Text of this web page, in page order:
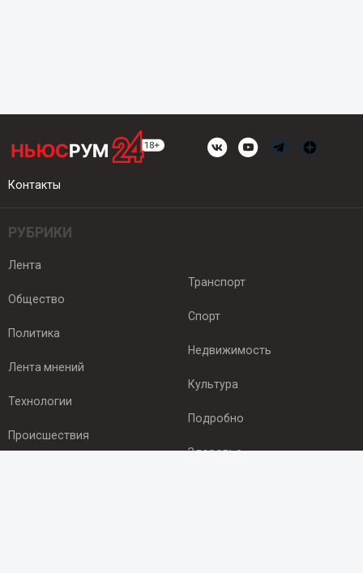
Контакты
РУБРИКИ
Лента
Общество
Политика
Лента мнений
Технологии
Происшествия
Транспорт
Спорт
Недвижимость
Культура
Подробно
Здоровье